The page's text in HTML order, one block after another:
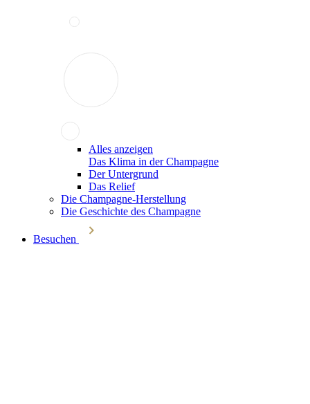
Alles anzeigen
Das Klima in der Champagne
Der Untergrund
Das Relief
Die Champagne-Herstellung
Die Geschichte des Champagne
Besuchen